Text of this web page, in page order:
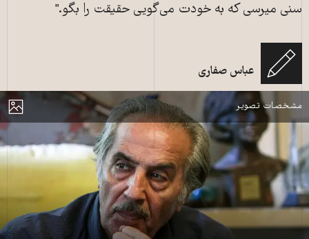
سنی میرسی که به خودت می‌گویی حقیقت را بگو."
عباس صفاری
نمایش
مشخصات تصویر
محمد علی سپانلو، شاعر اسطوره تهران